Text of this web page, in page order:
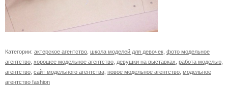
Категории: актерское агентство школа моделей для девочек фото модельное
агентство хорошее модельное агентство девушки на выставках работа моделью
агентство сайт модельного агентства новое модельное агентство модельное
агентство fashion